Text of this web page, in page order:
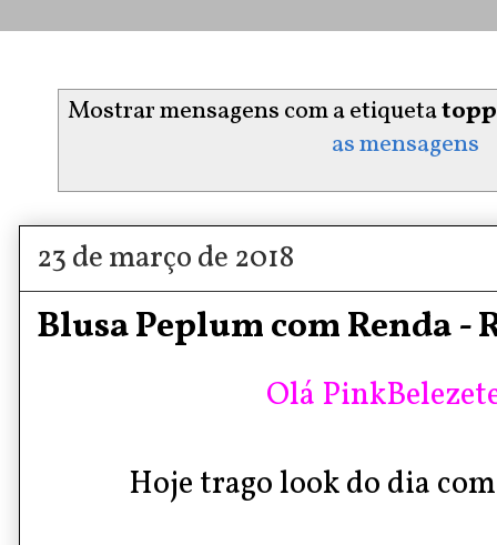
Mostrar mensagens com a etiqueta
as mensagens
23 de março de 2018
Blusa Peplum com Renda -
Olá
Hoje trago look do dia